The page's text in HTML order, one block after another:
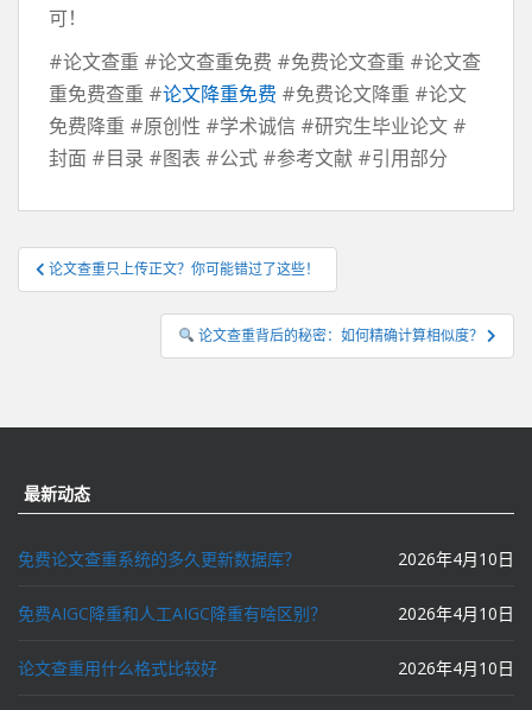
可！
#论文查重 #论文查重免费 #免费论文查重 #论文查
重免费查重 #论文降重免费 #免费论文降重 #论文
免费降重 #原创性 #学术诚信 #研究生毕业论文 #
封面 #目录 #图表 #公式 #参考文献 #引用部分
文
章
论文查重只上传正文？你可能错过了这些！
论文查重背后的秘密：如何精确计算相似度？
最新动态
免费论文查重系统的多久更新数据库？ 2026年4月10日
免费AIGC降重和人工AIGC降重有啥区别？ 2026年4月10日
论文查重用什么格式比较好 2026年4月10日